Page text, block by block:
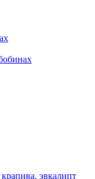
эвкалипт